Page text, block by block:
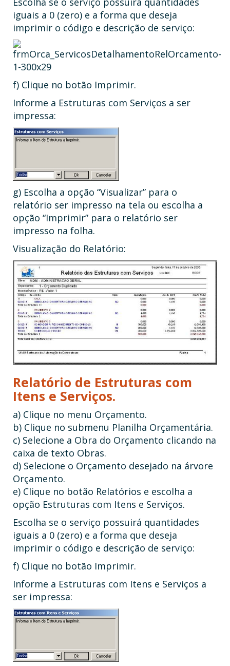
iguais a 0 (zero) e a forma que deseja
imprimir o código e descrição de serviço:
f) Clique no botão Imprimir.
Informe a Estruturas com Serviços a ser
impressa:
g) Escolha a opção “Visualizar” para o
relatório ser impresso na tela ou escolha a
opção “Imprimir” para o relatório ser
impresso na folha.
Visualização do Relatório:
Relatório de Estruturas com
Itens e Serviços.
a) Clique no menu Orçamento.
b) Clique no submenu Planilha Orçamentária.
c) Selecione a Obra do Orçamento clicando na
caixa de texto Obras.
d) Selecione o Orçamento desejado na árvore
Orçamento.
e) Clique no botão Relatórios e escolha a
opção Estruturas com Itens e Serviços.
Escolha se o serviço possuirá quantidades
iguais a 0 (zero) e a forma que deseja
imprimir o código e descrição de serviço:
f) Clique no botão Imprimir.
Informe a Estruturas com Itens e Serviços a
ser impressa: